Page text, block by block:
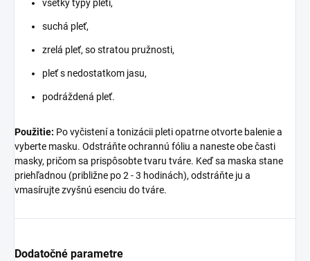
všetky typy pleti,
suchá pleť,
zrelá pleť, so stratou pružnosti,
pleť s nedostatkom jasu,
podráždená pleť.
Použitie: Po vyčistení a tonizácii pleti opatrne otvorte balenie a
vyberte masku. Odstráňte ochrannú fóliu a naneste obe časti
masky, pričom sa prispôsobte tvaru tváre. Keď sa maska stane
priehľadnou (približne po 2 - 3 hodinách), odstráňte ju a
vmasírujte zvyšnú esenciu do tváre.
Dodatočné parametre